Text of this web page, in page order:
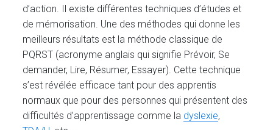
d’action. Il existe différentes techniques d’études et
de mémorisation. Une des méthodes qui donne les
meilleurs résultats est la méthode classique de
PQRST (acronyme anglais qui signifie Prévoir, Se
demander, Lire, Résumer, Essayer). Cette technique
s’est révélée efficace tant pour des apprentis
normaux que pour des personnes qui présentent des
difficultés d’apprentissage comme la dyslexie,